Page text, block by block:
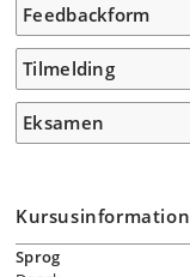
Feedbackform
Tilmelding
Eksamen
Kursusinformation
Sprog